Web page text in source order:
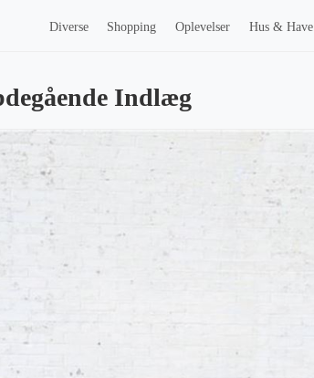
Diverse Shopping Oplevelser Hus & Have
Indlæg